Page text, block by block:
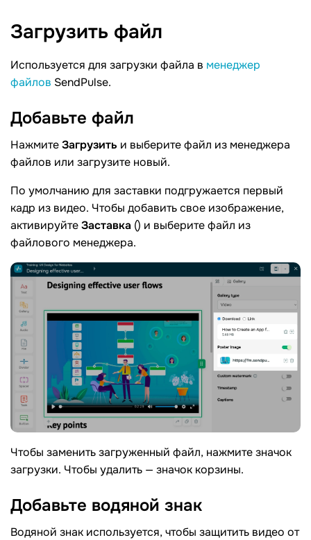
Загрузить файл
Используется для загрузки файла в менеджер
файлов SendPulse.
Добавьте файл
НажмитеЗагрузить и выберите файл из менеджера
файлов или загрузите новый.
По умолчанию для заставки подгружается первый
кадр из видео. Чтобы добавить свое изображение,
активируйтеЗаставка () и выберите файл из
файлового менеджера.
Чтобы заменить загруженный файл, нажмите значок
загрузки. Чтобы удалить — значок корзины.
Добавьте водяной знак
Водяной знак используется, чтобы защитить видео от